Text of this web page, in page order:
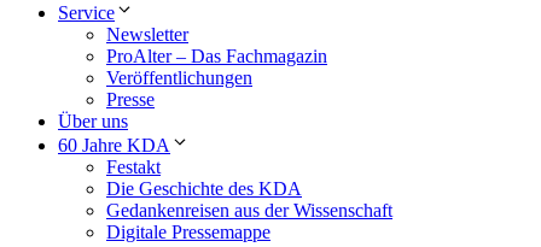
Service
Newsletter
ProAlter – Das Fachmagazin
Veröffentlichungen
Presse
Über uns
60 Jahre KDA
Festakt
Die Geschichte des KDA
Gedankenreisen aus der Wissenschaft
Digitale Pressemappe